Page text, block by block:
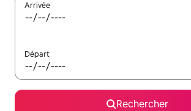
Arrivée
Départ
Rechercher